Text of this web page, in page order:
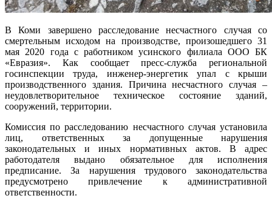
В Коми завершено расследование несчастного случая со
смертельным исходом на производстве, произошедшего 31
мая 2020 года с работником усинского филиала ООО БК
«Евразия». Как сообщает пресс-служба региональной
госинспекции труда, инженер-энергетик упал с крыши
производственного здания. Причина несчастного случая –
неудовлетворительное техническое состояние зданий,
сооружений, территории.
Комиссия по расследованию несчастного случая установила
лиц, ответственных за допущенные нарушения
законодательных и иных нормативных актов. В адрес
работодателя выдано обязательное для исполнения
предписание. За нарушения трудового законодательства
предусмотрено привлечение к административной
ответственности.